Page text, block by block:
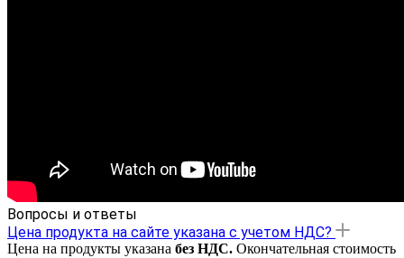
Вопросы и ответы
Цена продукта на сайте указана с учетом НДС?
Цена на продукты указана без НДС. Окончательная стоимость